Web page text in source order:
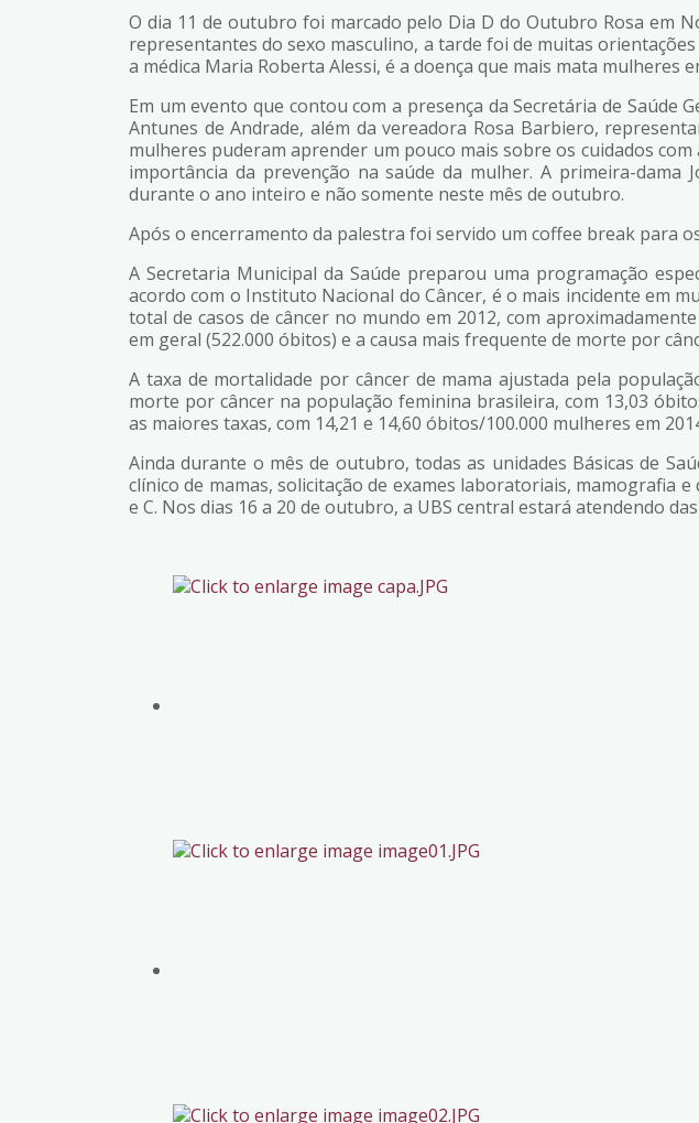
O dia 11 de outubro foi marcado pelo Dia D do Outubro Rosa em
representantes do sexo masculino, a tarde foi de muitas
a médica Maria Roberta Alessi, é a doença que mais mata mulheres
Em um evento que contou com a presença da Secretária de Saúde
Antunes de Andrade, além da vereadora Rosa Barbiero,
mulheres puderam aprender um pouco mais sobre os cuidados
importância da prevenção na saúde da mulher. A primeira-dama
durante o ano inteiro e não somente neste mês de outubro.
Após o encerramento da palestra foi servido um coffee break para
A Secretaria Municipal da Saúde preparou uma programação
acordo com o Instituto Nacional do Câncer, é o mais incidente em
total de casos de câncer no mundo em 2012, com
em geral (522.000 óbitos) e a causa mais frequente de morte por
A taxa de mortalidade por câncer de mama ajustada pela
morte por câncer na população feminina brasileira, com 13,03
as maiores taxas, com 14,21 e 14,60 óbitos/100.000 mulheres em
Ainda durante o mês de outubro, todas as unidades Básicas de
clínico de mamas, solicitação de exames laboratoriais, mamografia
e C. Nos dias 16 a 20 de outubro, a UBS central estará atendendo